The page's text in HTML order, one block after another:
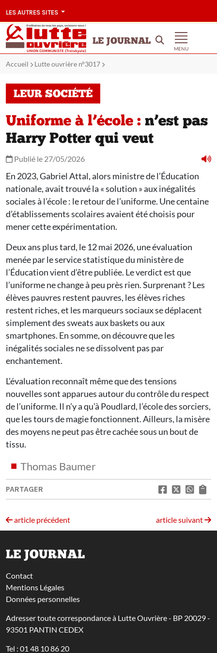
LES AUTRES SITES
LE JOURNAL
MENU
Accueil Lutte ouvrière n°3017
LEUR SOCIÉTÉ
Uniforme à l’école : n’est pas
Harry Potter qui veut
Publié le 27/05/2026
En 2023, Gabriel Attal, alors ministre de l’Éducation
nationale, avait trouvé la « solution » aux inégalités
sociales à l’école : le retour de l’uniforme. Une centaine
d’établissements scolaires avaient été choisis pour
mener cette expérimentation.
Deux ans plus tard, le 12 mai 2026, une évaluation
menée par le service statistique du ministère de
l’Éducation vient d’être publiée. Le verdict est que
l’uniforme ne change à peu près rien. Surprenant ? Les
élèves pauvres restent pauvres, les élèves riches
restent riches, et les marqueurs sociaux se déplacent
simplement des sweats aux baskets ou aux
smartphones. En somme, on découvre que les
inégalités sociales ne se dissolvent pas par
enchantement.
L’évaluation reconnaît même que des tensions
nouvelles sont apparues autour du contrôle du respect
de l’uniforme. Il n’y a qu’à Poudlard, l’école des sorciers,
que les tours de magie fonctionnent. Ailleurs, la misère
des moyens ne peut pas être cachée sous un bout de
tissu.
Thomas Baumer
PARTAGER
article précédent article suivant
LE JOURNAL
Contact
Mentions Légales
Données personnelles
Adresser toute correspondance à Lutte Ouvrière - BP 20029 -
93501 PANTIN CEDEX
Tel : 01 48 10 86 20